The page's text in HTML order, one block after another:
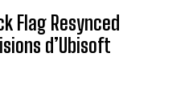
Flag Resynced
d’Ubisoft